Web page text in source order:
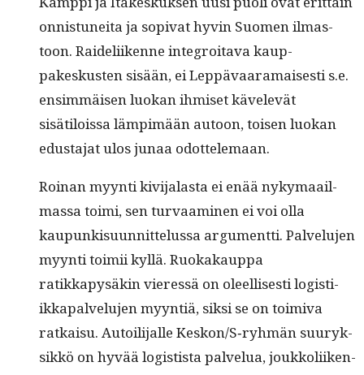
onnis­tunei­ta ja sopi­vat hyvin Suomen ilmas­
toon. Raideli­ikenne inte­groita­va kaup­
pakeskusten sisään, ei Lep­pä­vaara­mais­es­ti s.e.
ensim­mäisen luokan ihmiset kävelevät
sisätilois­sa lämpimään autoon, toisen luokan
edus­ta­jat ulos junaa odottelemaan.
Roinan myyn­ti kivi­jalas­ta ei enää nyky­maail­
mas­sa toi­mi, sen tur­vaami­nen ei voi olla
kaupunkisu­un­nit­telus­sa argu­ment­ti. Palvelu­jen
myyn­ti toimii kyl­lä. Ruokakaup­pa
ratikkapysäkin vier­essä on oleel­lis­es­ti logis­ti­
ikka­palvelu­jen myyn­tiä, sik­si se on toimi­va
ratkaisu. Autoil­i­jalle Keskon/S‑ryhmän suuryk­
sikkö on hyvää logis­tista palvelua, joukkoli­iken­